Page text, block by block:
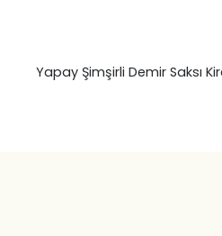
Yapay Şimşirli Demir Saksı